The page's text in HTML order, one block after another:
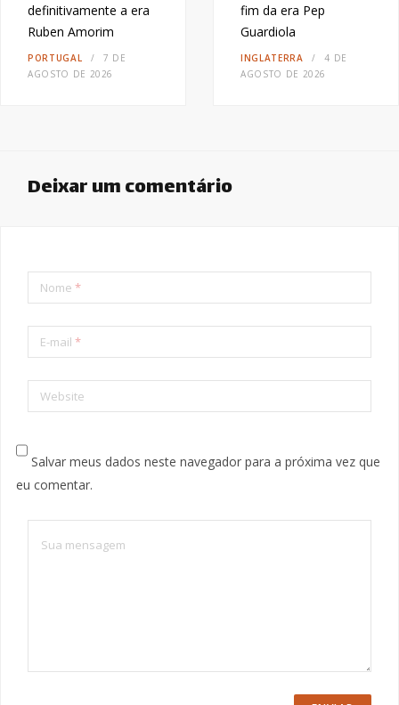
definitivamente a era
Ruben Amorim
PORTUGAL
7 DE
AGOSTO DE 2026
fim da era Pep
Guardiola
INGLATERRA
4 DE
AGOSTO DE 2026
Deixar um comentário
Nome *
E-mail *
Website
Salvar meus dados neste navegador para a próxima vez que
eu comentar.